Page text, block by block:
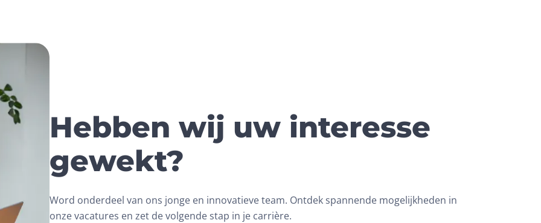
Hebben wij uw interesse
gewekt?
Word onderdeel van ons jonge en innovatieve team. Ontdek spannende mogelijkheden in
onze vacatures en zet de volgende stap in je carrière.